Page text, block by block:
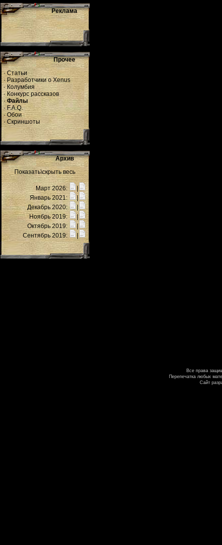
Реклама
Прочее
·Статьи
·Разработчики о Xenus
·Колумбия
·Конкурс рассказов
·Файлы
·F.A.Q.
· Обои
· Скриншоты
Архив
Показать\скрыть весь
Март 2026:
Январь 2021:
|
Декабрь 2020:
Ноябрь 2019:
Октябрь 2019:
Сентябрь 2019:
Все права
Перепечатка любых
Сайт